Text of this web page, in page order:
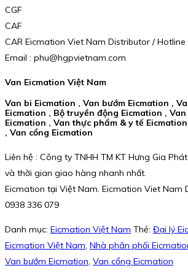
CGF
CAF
CAR Eicmation Viet Nam Distributor / Hotline
Email : phu@hgpvietnam.com
Van Eicmation Việt Nam
Van bi Eicmation , Van bướm Eicmation ,
Eicmation , Bộ truyền động Eicmation ,
Eicmation , Van thực phẩm & y tế
, Van cổng Eicmation
Liên hệ : Công ty TNHH TM KT Hưng Gia
và thời gian giao hàng nhanh nhất.
Eicmation tại Việt Nam. Eicmation Viet Nam
0938 336 079
Danh mục: Eicmation Việt Nam Thẻ: Đại lý
Eicmation Việt Nam, Nhà phân phối
Van bướm Eicmation, Van cổng Eicmation